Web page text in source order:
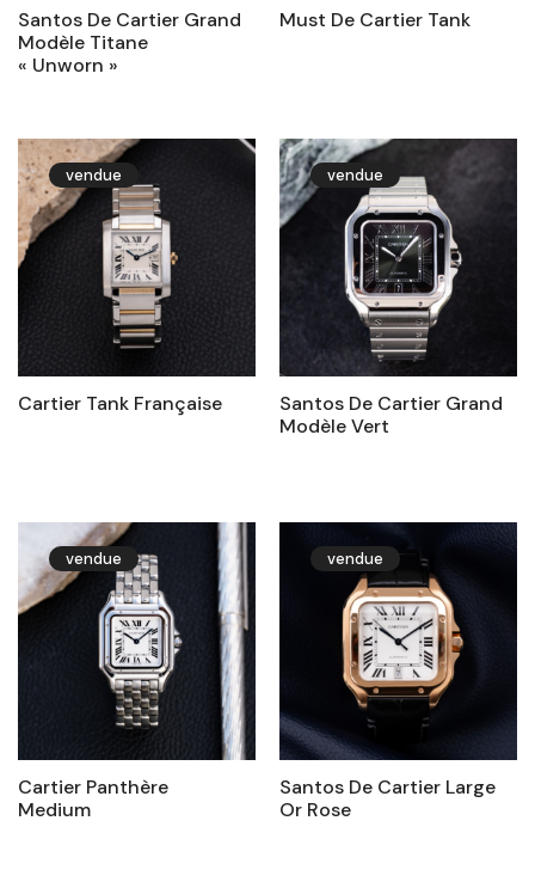
Santos De Cartier Grand
Modèle Titane
« Unworn »
Must De Cartier Tank
vendue
Cartier Tank Française
vendue
Santos De Cartier Grand
Modèle Vert
vendue
Cartier Panthère
Medium
vendue
Santos De Cartier Large
Or Rose